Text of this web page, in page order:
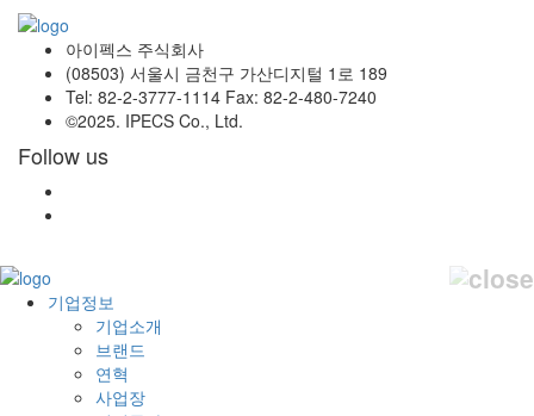
아이펙스 주식회사
(08503) 서울시 금천구 가산디지털 1로 189
Tel: 82-2-3777-1114 Fax: 82-2-480-7240
©2025. IPECS Co., Ltd.
Follow us
기업정보
기업소개
브랜드
연혁
사업장